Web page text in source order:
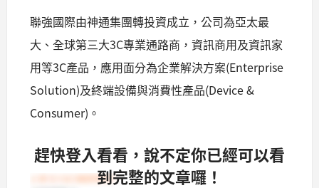
聯強國際由神通集團轉投資成立，公司為亞太最
大、全球第三大3C專業通路商，資訊商用及資訊家
用等3C產品，應用面分為企業解決方案(Enterprise
Solution)及終端設備與消費性產品(Device &
Consumer)。
趕快登入看看，說不定你已經可以看
到完整的文章囉！